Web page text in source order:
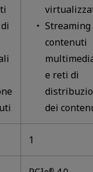
Streaming
contenuti
e reti di
dei
1
®